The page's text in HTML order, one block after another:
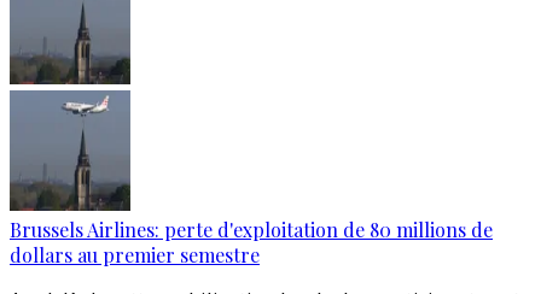
Brussels Airlines: perte d'exploitation de 80 millions de
dollars au premier semestre